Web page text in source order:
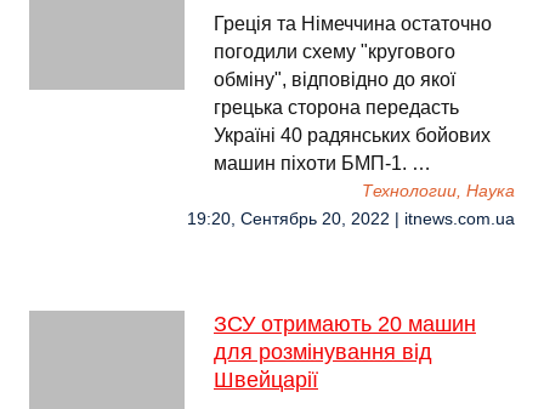
Греція та Німеччина остаточно
погодили схему "кругового
обміну", відповідно до якої
грецька сторона передасть
Україні 40 радянських бойових
машин піхоти БМП-1. …
Технологии, Наука
19:20, Сентябрь 20, 2022 | itnews.com.ua
ЗСУ отримають 20 машин
для розмінування від
Швейцарії